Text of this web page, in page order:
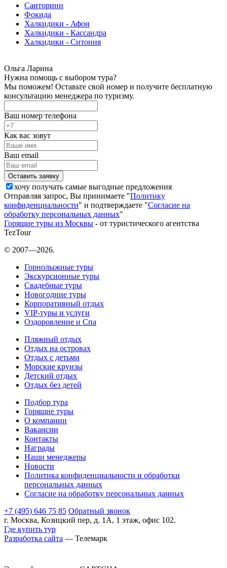
Санторини
Фокида
Халкидики - Афон
Халкидики - Кассандра
Халкидики - Ситония
Ольга Ларина
Нужна помощь с выбором тура?
Мы поможем! Оставьте свой номер и получите бесплатную
консультацию менеджера по туризму.
Ваш номер телефона
Как вас зовут
Ваш email
хочу получать самые выгодные предложения
Отправляя запрос, Вы принимаете "Политику
конфиденциальности" и подтверждаете "Согласие на
обработку персональных данных"
Горящие туры из Москвы - от туристического агентства
TezTour
© 2007—2026.
Горнолыжные туры
Экскурсионные туры
Свадебные туры
Новогодние туры
Корпоративный отдых
VIP-туры и услуги
Оздоровление и Спа
Пляжный отдых
Отдых на островах
Отдых с детьми
Морские круизы
Детский отдых
Отдых без детей
Подбор тура
Горящие туры
О компании
Вакансии
Контакты
Награды
Наши менеджеры
Новости
Политика конфиденциальности и обработки
персональных данных
Согласие на обработку персональных данных
+7 (495) 646 75 85 Обратный звонок
г. Москва, Козицкий пер, д. 1А, 1 этаж, офис 102.
Где купить тур
Разработка сайта — Телемарк